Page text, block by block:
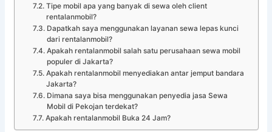
Tipe mobil apa yang banyak di sewa oleh client
rentalanmobil?
Dapatkah saya menggunakan layanan sewa lepas kunci
dari rentalanmobil?
Apakah rentalanmobil salah satu perusahaan sewa mobil
populer di Jakarta?
Apakah rentalanmobil menyediakan antar jemput bandara
Jakarta?
Dimana saya bisa menggunakan penyedia jasa Sewa
Mobil di Pekojan terdekat?
Apakah rentalanmobil Buka 24 Jam?